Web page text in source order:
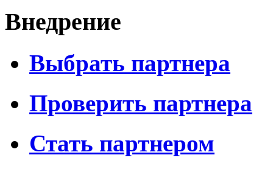
Внедрение
Выбрать партнера
Проверить партнера
Стать партнером